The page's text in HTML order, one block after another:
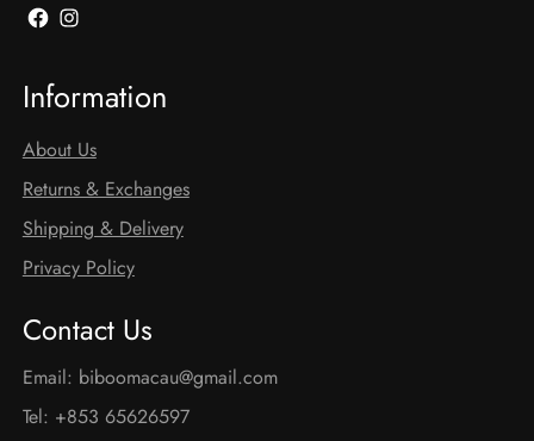
Facebook Instagram
Information
About Us
Returns & Exchanges
Shipping & Delivery
Privacy Policy
Contact Us
Email: biboomacau@gmail.com
Tel: +853 65626597